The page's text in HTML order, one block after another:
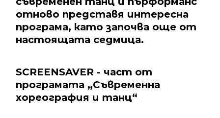
отново представя интересна
програма, като започва още от
настоящата седмица.
SCREENSAVER - част от
програмата „Съвременна
хореография и танц“